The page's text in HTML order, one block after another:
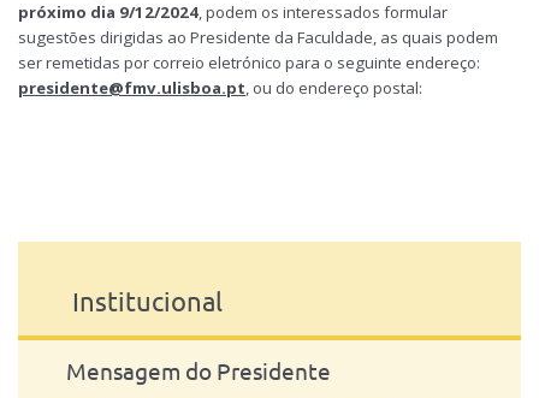
próximo dia 9/12/2024, podem os interessados formular
sugestões dirigidas ao Presidente da Faculdade, as quais podem
ser remetidas por correio eletrónico para o seguinte endereço:
presidente@fmv.ulisboa.pt, ou do endereço postal:
Institucional
Mensagem do Presidente